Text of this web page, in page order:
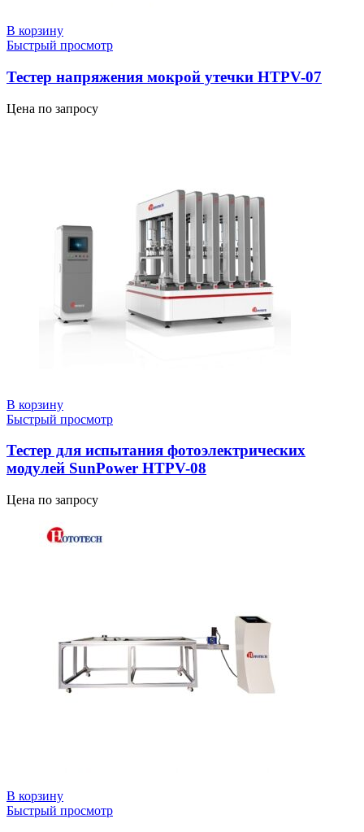
В корзину
Быстрый просмотр
Тестер напряжения мокрой утечки HTPV-07
Цена по запросу
В корзину
Быстрый просмотр
Тестер для испытания фотоэлектрических
модулей SunPower HTPV-08
Цена по запросу
В корзину
Быстрый просмотр